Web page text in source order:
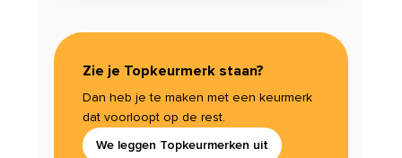
Zie je Topkeurmerk staan?
Dan heb je te maken met een keurmerk
dat voorloopt op de rest.
We leggen Topkeurmerken uit